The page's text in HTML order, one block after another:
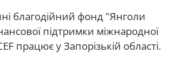
благодійний фонд "Янголи
підтримки міжнародної
працює у Запорізькій області.